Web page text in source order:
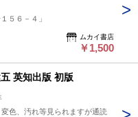
５６－４」
ムカイ書店
￥1,500
英知出版 初版
色、汚れ等見られますが通読